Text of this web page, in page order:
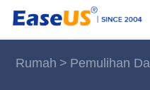
Rumah > Pemulihan